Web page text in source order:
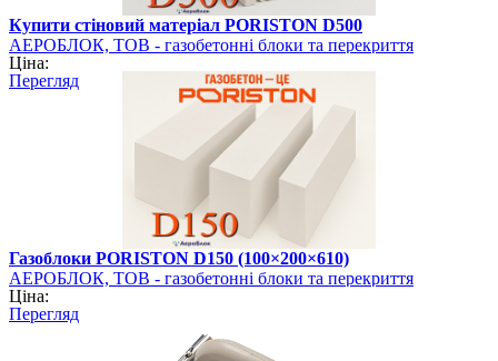
Купити стіновий матеріал PORISTON D500
АЕРОБЛОК, ТОВ - газобетонні блоки та перекриття
PORISTON
Ціна:
Перегляд
Газоблоки PORISTON D150 (100×200×610)
АЕРОБЛОК, ТОВ - газобетонні блоки та перекриття
PORISTON
Ціна:
Перегляд